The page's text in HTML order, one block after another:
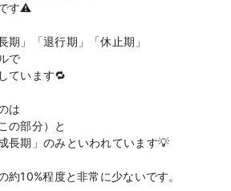
す⚠️
期」「退行期」「休止期」
で
ています🔁
は
の部分）と
長期」のみといわれています💡
約10%程度と非常に少ないです。